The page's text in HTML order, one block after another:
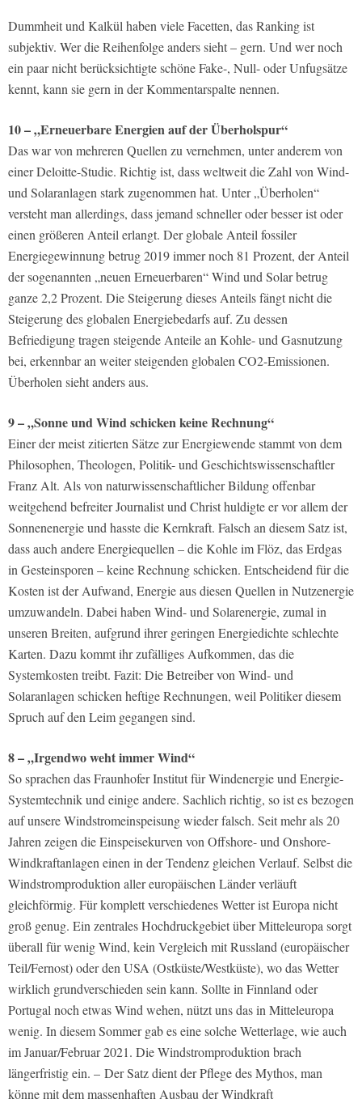
Dummheit und Kalkül haben viele Facetten, das Ranking ist
subjektiv. Wer die Reihenfolge anders sieht – gern. Und wer noch
ein paar nicht berücksichtigte schöne Fake-, Null- oder Unfugsätze
kennt, kann sie gern in der Kommentarspalte nennen.
10 – „Erneuerbare Energien auf der Überholspur“
Das war von mehreren Quellen zu vernehmen, unter anderem von
einer Deloitte-Studie. Richtig ist, dass weltweit die Zahl von Wind-
und Solaranlagen stark zugenommen hat. Unter „Überholen“
versteht man allerdings, dass jemand schneller oder besser ist oder
einen größeren Anteil erlangt. Der globale Anteil fossiler
Energiegewinnung betrug 2019 immer noch 81 Prozent, der Anteil
der sogenannten „neuen Erneuerbaren“ Wind und Solar betrug
ganze 2,2 Prozent. Die Steigerung dieses Anteils fängt nicht die
Steigerung des globalen Energiebedarfs auf. Zu dessen
Befriedigung tragen steigende Anteile an Kohle- und Gasnutzung
bei, erkennbar an weiter steigenden globalen CO2-Emissionen.
Überholen sieht anders aus.
9 – „Sonne und Wind schicken keine Rechnung“
Einer der meist zitierten Sätze zur Energiewende stammt von dem
Philosophen, Theologen, Politik- und Geschichtswissenschaftler
Franz Alt. Als von naturwissenschaftlicher Bildung offenbar
weitgehend befreiter Journalist und Christ huldigte er vor allem der
Sonnenenergie und hasste die Kernkraft. Falsch an diesem Satz ist,
dass auch andere Energiequellen – die Kohle im Flöz, das Erdgas
in Gesteinsporen – keine Rechnung schicken. Entscheidend für die
Kosten ist der Aufwand, Energie aus diesen Quellen in Nutzenergie
umzuwandeln. Dabei haben Wind- und Solarenergie, zumal in
unseren Breiten, aufgrund ihrer geringen Energiedichte schlechte
Karten. Dazu kommt ihr zufälliges Aufkommen, das die
Systemkosten treibt. Fazit: Die Betreiber von Wind- und
Solaranlagen schicken heftige Rechnungen, weil Politiker diesem
Spruch auf den Leim gegangen sind.
8 – „Irgendwo weht immer Wind“
So sprachen das Fraunhofer Institut für Windenergie und Energie-
Systemtechnik und einige andere. Sachlich richtig, so ist es bezogen
auf unsere Windstromeinspeisung wieder falsch. Seit mehr als 20
Jahren zeigen die Einspeisekurven von Offshore- und Onshore-
Windkraftanlagen einen in der Tendenz gleichen Verlauf. Selbst die
Windstromproduktion aller europäischen Länder verläuft
gleichförmig. Für komplett verschiedenes Wetter ist Europa nicht
groß genug. Ein zentrales Hochdruckgebiet über Mitteleuropa sorgt
überall für wenig Wind, kein Vergleich mit Russland (europäischer
Teil/Fernost) oder den USA (Ostküste/Westküste), wo das Wetter
wirklich grundverschieden sein kann. Sollte in Finnland oder
Portugal noch etwas Wind wehen, nützt uns das in Mitteleuropa
wenig. In diesem Sommer gab es eine solche Wetterlage, wie auch
im Januar/Februar 2021. Die Windstromproduktion brach
längerfristig ein. – Der Satz dient der Pflege des Mythos, man
könne mit dem massenhaften Ausbau der Windkraft